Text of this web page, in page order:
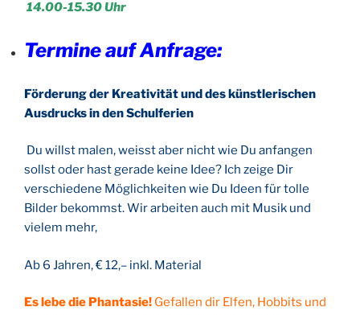
14.00-15.30 Uhr
Termine auf Anfrage:
Förderung der Kreativität und des künstlerischen
Ausdrucks in den Schulferien
Du willst malen, weisst aber nicht wie Du anfangen
sollst oder hast gerade keine Idee? Ich zeige Dir
verschiedene Möglichkeiten wie Du Ideen für tolle
Bilder bekommst. Wir arbeiten auch mit Musik und
vielem mehr,
Ab 6 Jahren, € 12,– inkl. Material
Es lebe die Phantasie! Gefallen dir Elfen, Hobbits und